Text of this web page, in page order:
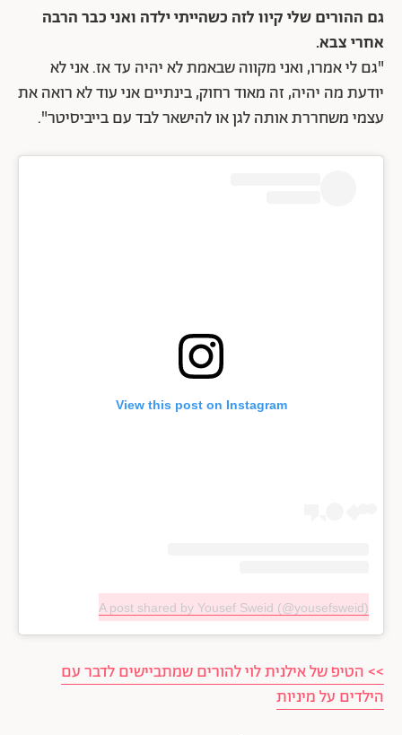
גם ההורים שלי קיוו לזה כשהייתי ילדה ואני כבר הרבה
אחרי צבא.
"גם לי אמרו, ואני מקווה שבאמת לא יהיה עד אז. אני לא
יודעת מה יהיה, זה מאוד רחוק, בינתיים אני עוד לא רואה את
עצמי משחררת אותה לגן או להישאר לבד עם בייביסיטר".
View this post on Instagram
A post shared by Yousef Sweid (@yousefsweid)
>> הטיפ של אילנית לוי להורים שמתביישים לדבר עם
הילדים על מיניות